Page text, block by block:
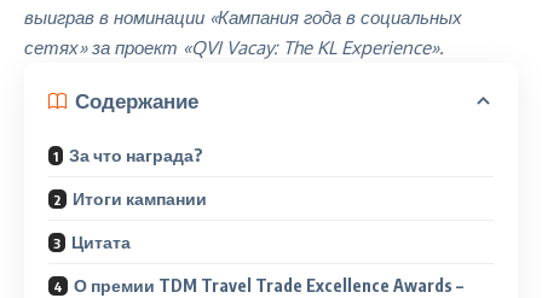
выиграв в номинации «Кампания года в социальных
сетях» за проект «QVI Vacay: The KL Experience».
Содержание
За что награда?
Итоги кампании
Цитата
О премии TDM Travel Trade Excellence Awards –